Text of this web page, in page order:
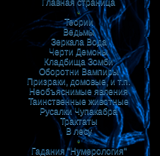
Главная страница
•
Теории
Ведьмы
Зеркала Вода
Черти Демоны
Кладбища Зомби
Оборотни Вампиры
Призраки, домовые, и т.п.
Необъяснимые явления
Таинственные животные
Русалки Чупакабра
Трактаты
В лесу
•
Гадания "Нумерология"